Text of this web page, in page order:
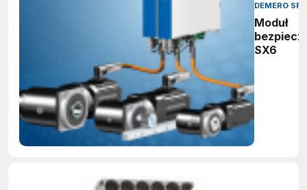
DEMERO
Moduł
SX6